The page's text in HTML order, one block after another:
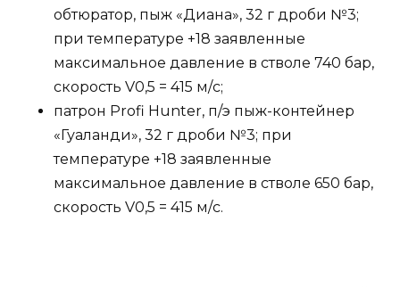
обтюратор, пыж «Диана», 32 г дроби №3;
при температуре +18 заявленные
максимальное давление в стволе 740 бар,
скорость V0,5 = 415 м/с;
патрон Profi Hunter, п/э пыж-контейнер
«Гуаланди», 32 г дроби №3; при
температуре +18 заявленные
максимальное давление в стволе 650 бар,
скорость V0,5 = 415 м/с.